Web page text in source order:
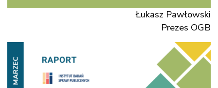
Łukasz Pawłowski
Prezes OGB